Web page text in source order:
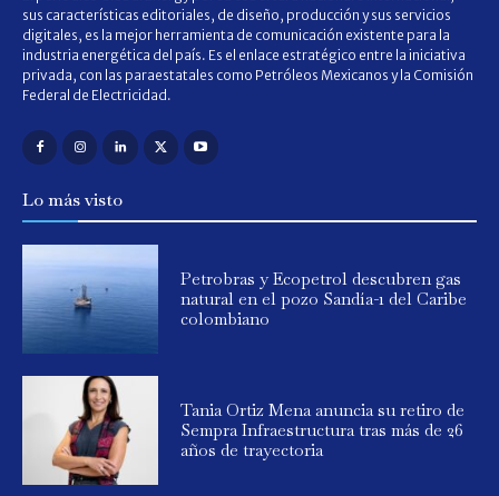
sus características editoriales, de diseño, producción y sus servicios
digitales, es la mejor herramienta de comunicación existente para la
industria energética del país. Es el enlace estratégico entre la iniciativa
privada, con las paraestatales como Petróleos Mexicanos y la Comisión
Federal de Electricidad.
Lo más visto
Petrobras y Ecopetrol descubren gas
natural en el pozo Sandía-1 del Caribe
colombiano
Tania Ortiz Mena anuncia su retiro de
Sempra Infraestructura tras más de 26
años de trayectoria